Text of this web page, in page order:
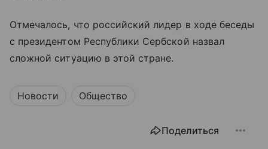
Отмечалось, что российский лидер в ходе беседы
с президентом Республики Сербской назвал
сложной ситуацию в этой стране.
Новости Общество
Поделиться